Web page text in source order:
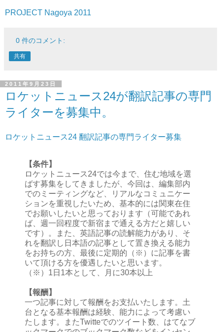
PROJECT Nagoya 2011
0 件のコメント:
共有
2011年9月23日
ロケットニュース24が翻訳記事の専門
ライターを募集中。
ロケットニュース24 翻訳記事の専門ライター募集
【条件】
ロケットニュース24では今まで、住む地域を選
ばす募集をしてきましたが、今回は、編集部内
でのミーティングなど、リアルなコミュニケー
ションを重視したいため、基本的には関東在住
でお願いしたいと思っております（可能であれ
ば、週一回程度で新宿まで通える方だと嬉しい
です）。また、英語記事の読解能力があり、そ
れを翻訳し日本語の記事として置き換える能力
をお持ちの方、最後に定期的（※）に記事を書
いて頂ける方を優遇したいと思います。
（※）1日1本として、月に30本以上
【報酬】
一つ記事に対して報酬をお支払いたします。土
台となる基本報酬は経験、能力によって考慮い
たします。またTwitteでのツイート数、はてなブ